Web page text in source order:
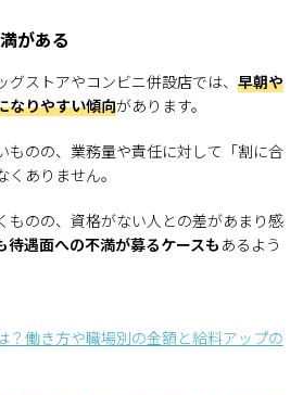
がある
ストアやコンビニ併設店では、 早朝や
なりやすい傾向があります。
ものの、業務量や責任に対して「割に合
ありません。
ものの、資格がない人との差があまり感
待遇面への不満が募るケースも あるよう
？働き方や職場別の金額と給料アップの